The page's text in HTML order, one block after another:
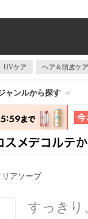
UVケア ヘア＆頭皮ケア
ャンルから探す
アソープ
すっきり